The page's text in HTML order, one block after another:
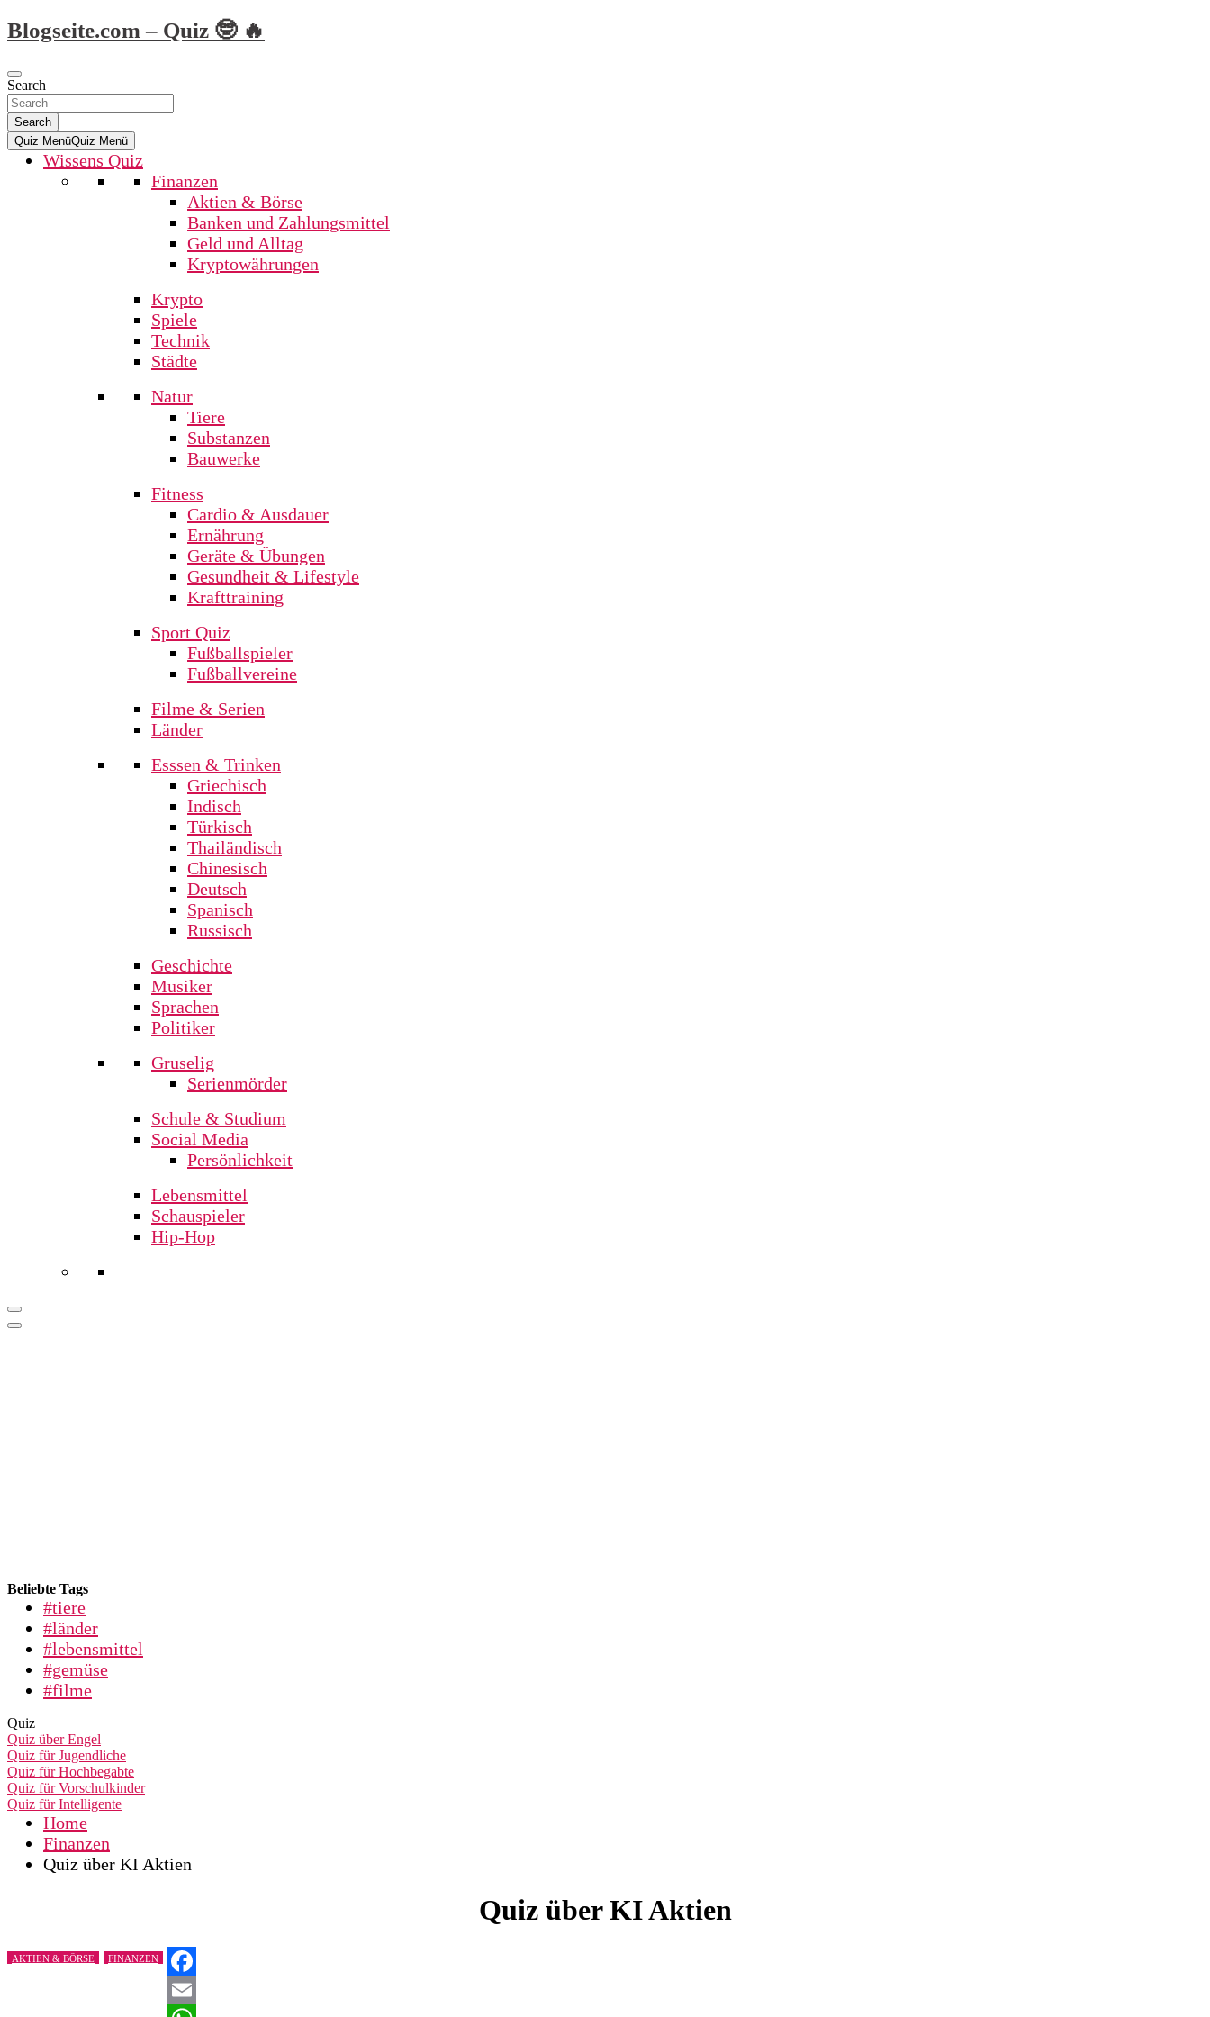
Skip
to
Blogseite.com – Quiz 🤓 🔥
Search
Search
Quiz MenüQuiz Menü
Wissens Quiz
Finanzen
Aktien & Börse
Banken und Zahlungsmittel
Geld und Alltag
Kryptowährungen
Krypto
Spiele
Technik
Städte
Natur
Tiere
Substanzen
Bauwerke
Fitness
Cardio & Ausdauer
Ernährung
Geräte & Übungen
Gesundheit & Lifestyle
Krafttraining
Sport Quiz
Fußballspieler
Fußballvereine
Filme & Serien
Länder
Esssen & Trinken
Griechisch
Indisch
Türkisch
Thailändisch
Chinesisch
Deutsch
Spanisch
Russisch
Geschichte
Musiker
Sprachen
Politiker
Gruselig
Serienmörder
Schule & Studium
Social Media
Persönlichkeit
Lebensmittel
Schauspieler
Hip-Hop
Beliebte Tags
#tiere
#länder
#lebensmittel
#gemüse
#filme
Quiz
Quiz über Engel
Quiz für Jugendliche
Quiz für Hochbegabte
Quiz für Vorschulkinder
Quiz für Intelligente
Home
Finanzen
Quiz über KI Aktien
Quiz über KI Aktien
AKTIEN & BÖRSE FINANZEN
Facebook